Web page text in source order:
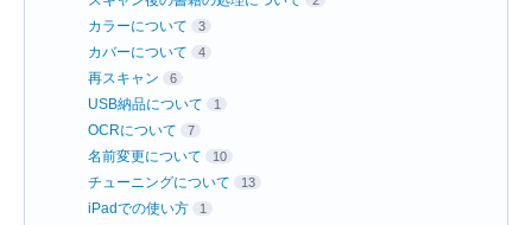
カラーについて 3
カバーについて 4
再スキャン 6
USB納品について 1
OCRについて 7
名前変更について 10
チューニングについて 13
iPadでの使い方 1